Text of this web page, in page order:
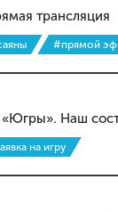
трансляция
#прямой
Наш
на игру